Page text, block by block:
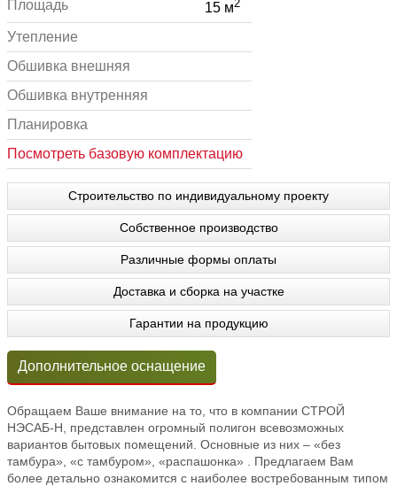
Площадь
15 м2
Утепление
Обшивка внешняя
Обшивка внутренняя
Планировка
Посмотреть базовую комплектацию
Строительство по индивидуальному проекту
Собственное производство
Различные формы оплаты
Доставка и сборка на участке
Гарантии на продукцию
Дополнительное оснащение
Обращаем Ваше внимание на то, что в компании СТРОЙ
НЭСАБ-Н, представлен огромный полигон всевозможных
вариантов бытовых помещений. Основные из них – «без
тамбура», «с тамбуром», «распашонка» . Предлагаем Вам
более детально ознакомится с наиболее востребованным типом